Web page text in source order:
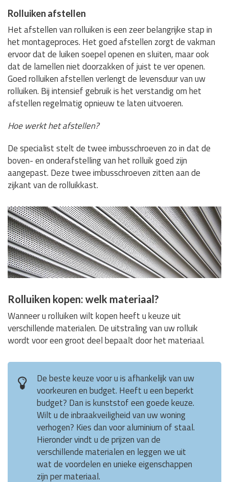
Rolluiken afstellen
Het afstellen van rolluiken is een zeer belangrijke stap in
het montageproces. Het goed afstellen zorgt de vakman
ervoor dat de luiken soepel openen en sluiten, maar ook
dat de lamellen niet doorzakken of juist te ver openen.
Goed rolluiken afstellen verlengt de levensduur van uw
rolluiken. Bij intensief gebruik is het verstandig om het
afstellen regelmatig opnieuw te laten uitvoeren.
Hoe werkt het afstellen?
De specialist stelt de twee imbusschroeven zo in dat de
boven- en onderafstelling van het rolluik goed zijn
aangepast. Deze twee imbusschroeven zitten aan de
zijkant van de rolluikkast.
Rolluiken kopen: welk materiaal?
Wanneer u rolluiken wilt kopen heeft u keuze uit
verschillende materialen. De uitstraling van uw rolluik
wordt voor een groot deel bepaalt door het materiaal.
De beste keuze voor u is afhankelijk van uw
voorkeuren en budget. Heeft u een beperkt
budget? Dan is kunststof een goede keuze.
Wilt u de inbraakveiligheid van uw woning
verhogen? Kies dan voor aluminium of staal.
Hieronder vindt u de prijzen van de
verschillende materialen en leggen we uit
wat de voordelen en unieke eigenschappen
zijn per materiaal.